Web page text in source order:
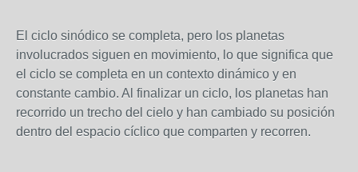
El ciclo sinódico se completa, pero los planetas
involucrados siguen en movimiento, lo que significa que
el ciclo se completa en un contexto dinámico y en
constante cambio. Al finalizar un ciclo, los planetas han
recorrido un trecho del cielo y han cambiado su posición
dentro del espacio cíclico que comparten y recorren.